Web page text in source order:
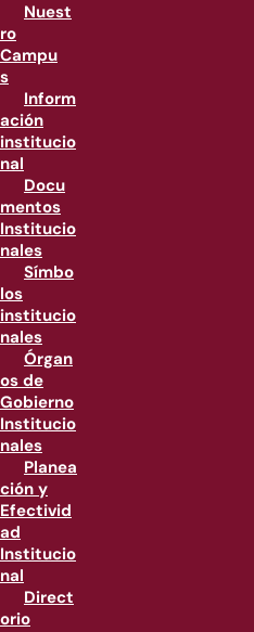
Nuest
ro
Campu
s
Inform
ación
institucio
nal
Docu
mentos
Institucio
nales
Símbo
los
institucio
nales
Órgan
os de
Gobierno
Institucio
nales
Planea
ción y
Efectivid
ad
Institucio
nal
Direct
orio